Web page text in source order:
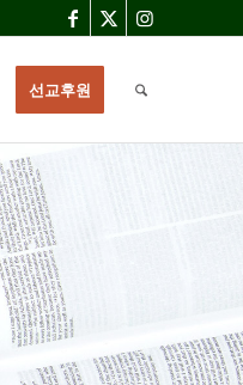
선교후원